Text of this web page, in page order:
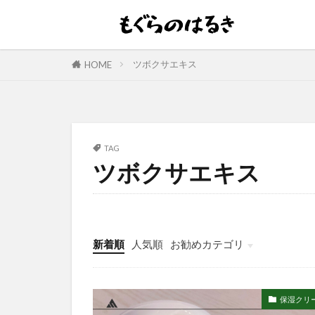
HOME ツボクサエキス
TAG
ツボクサエキス
新着順 人気順 お勧めカテゴリ
保湿クリ